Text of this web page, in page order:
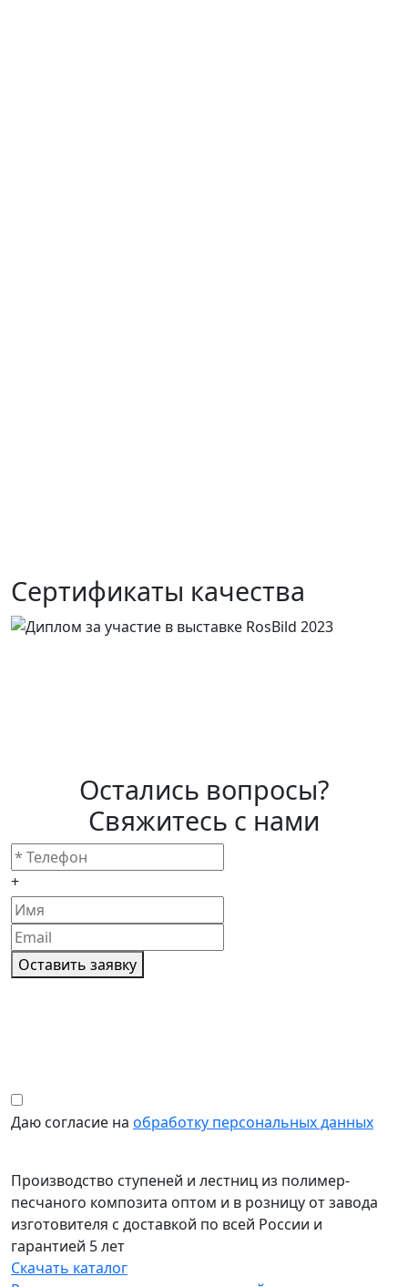
Сертификаты качества
Остались вопросы?
Свяжитесь с нами
+
Оставить заявку
Даю согласие на обработку персональных данных
Производство ступеней и лестниц из полимер-
песчаного композита оптом и в розницу от завода
изготовителя с доставкой по всей России и
гарантией 5 лет
Скачать каталог